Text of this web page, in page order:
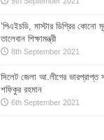
‘পিএইচডি, মাস্টার ডিগ্রির কোনো
তালেবান শিক্ষামন্ত্রী
8th September 2021
সিলেট জেলা আ.লীগের ভারপ্রাপ্ত
শফিকুর রহমান
6th September 2021